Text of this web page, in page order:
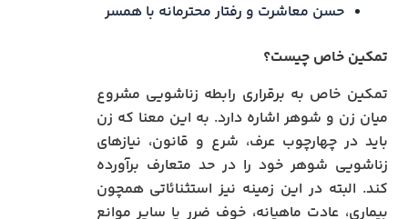
حسن معاشرت و رفتار محترمانه با همسر
تمکین خاص چیست؟
تمکین خاص به برقراری رابطه زناشویی مشروع
میان زن و شوهر اشاره دارد. به این معنا که زن
باید در چهارچوب عرف، شرع و قانون، نیازهای
زناشویی شوهر خود را در حد متعارف برآورده
کند. البته در این زمینه نیز استثنائاتی همچون
بیماری، عادت ماهیانه، خوف ضرر یا سایر موانع